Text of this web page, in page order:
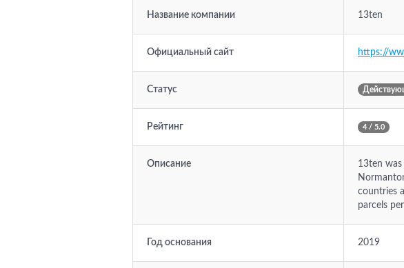
Название компании 13ten
Официальный сайт https://
Статус
Рейтинг 4 / 5.0
Описание
13ten
countries
parcels
Год основания 2019